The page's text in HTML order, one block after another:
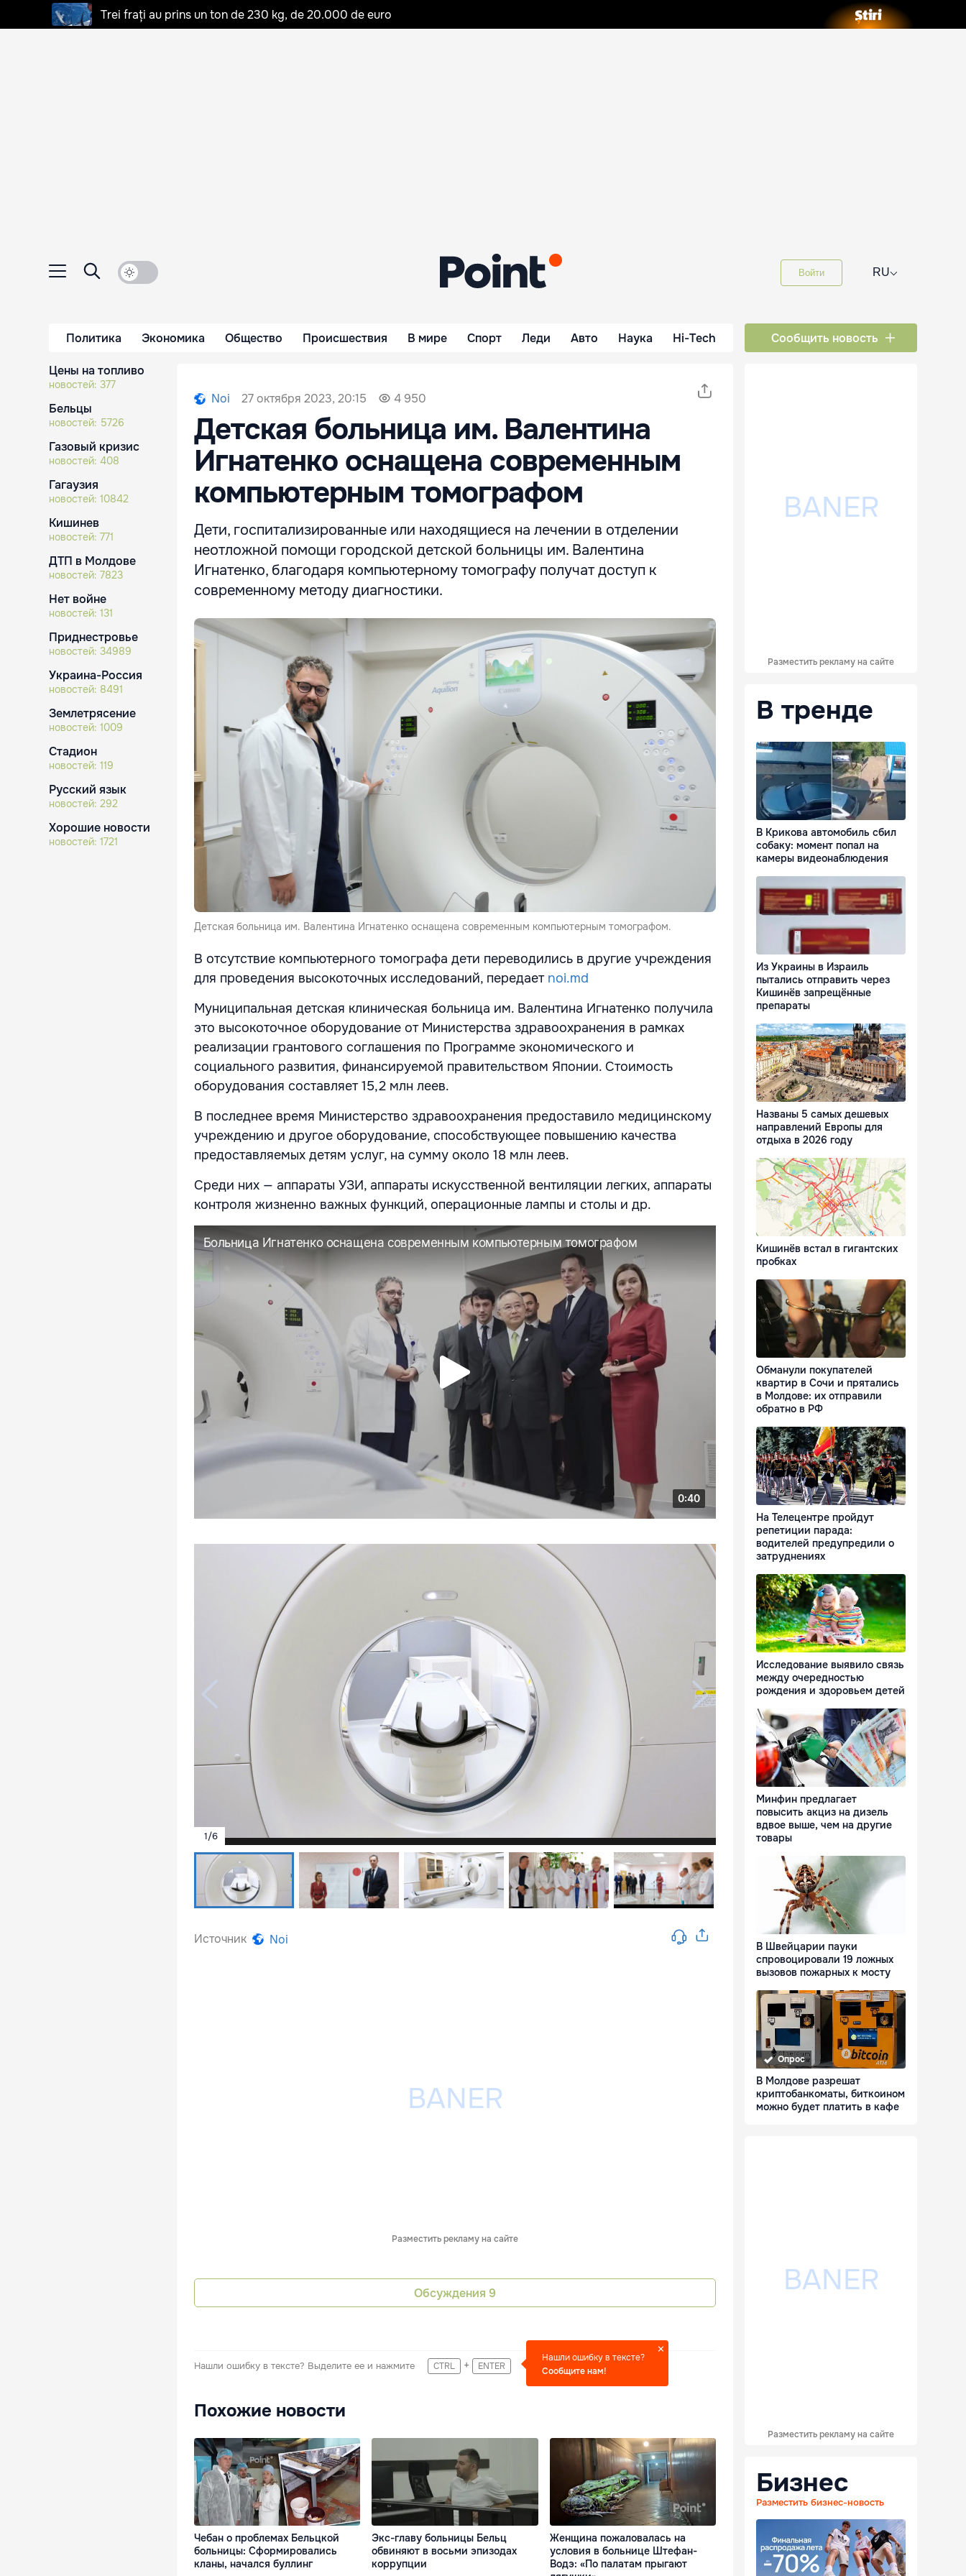
Trei frați au prins un ton de 230 kg, de 20.000 de euro
Войти RU⌵
Политика Экономика Общество Происшествия В мире Спорт Леди Авто Наука Hi-Tech Сообщить новость
Цены на топливо
новостей: 377
Бельцы
новостей: 5726
Газовый кризис
новостей: 408
Гагаузия
новостей: 10842
Кишинев
новостей: 771
ДТП в Молдове
новостей: 7823
Нет войне
новостей: 131
Приднестровье
новостей: 34989
Украина-Россия
новостей: 8491
Землетрясение
новостей: 1009
Стадион
новостей: 119
Русский язык
новостей: 292
Хорошие новости
новостей: 1721
Noi 27 октября 2023, 20:15 4 950
Детская больница им. Валентина
Игнатенко оснащена современным
компьютерным томографом
Дети, госпитализированные или находящиеся на лечении в отделении
неотложной помощи городской детской больницы им. Валентина
Игнатенко, благодаря компьютерному томографу получат доступ к
современному методу диагностики.
Детская больница им. Валентина Игнатенко оснащена современным компьютерным томографом.
В отсутствие компьютерного томографа дети переводились в другие учреждения
для проведения высокоточных исследований, передает noi.md
Муниципальная детская клиническая больница им. Валентина Игнатенко получила
это высокоточное оборудование от Министерства здравоохранения в рамках
реализации грантового соглашения по Программе экономического и
социального развития, финансируемой правительством Японии. Стоимость
оборудования составляет 15,2 млн леев.
В последнее время Министерство здравоохранения предоставило медицинскому
учреждению и другое оборудование, способствующее повышению качества
предоставляемых детям услуг, на сумму около 18 млн леев.
Среди них — аппараты УЗИ, аппараты искусственной вентиляции легких, аппараты
контроля жизненно важных функций, операционные лампы и столы и др.
1/6
Источник Noi
Разместить рекламу на сайте
Обсуждения 9
Нашли ошибку в тексте? Выделите ее и нажмите CTRL + ENTER
Нашли ошибку в тексте?
Сообщите нам!
Похожие новости
Чебан о проблемах Бельцкой
больницы: Сформировались
кланы, начался буллинг
Экс-главу больницы Бельц
обвиняют в восьми эпизодах
коррупции
Женщина пожаловалась на
условия в больнице Штефан-
Водэ: «По палатам прыгают
Разместить рекламу на сайте
В тренде
В Крикова автомобиль сбил
собаку: момент попал на
камеры видеонаблюдения
Из Украины в Израиль
пытались отправить через
Кишинёв запрещённые
препараты
Названы 5 самых дешевых
направлений Европы для
отдыха в 2026 году
Кишинёв встал в гигантских
пробках
Обманули покупателей
квартир в Сочи и прятались
в Молдове: их отправили
обратно в РФ
На Телецентре пройдут
репетиции парада:
водителей предупредили о
затруднениях
Исследование выявило связь
между очередностью
рождения и здоровьем детей
Минфин предлагает
повысить акциз на дизель
вдвое выше, чем на другие
товары
В Швейцарии пауки
спровоцировали 19 ложных
вызовов пожарных к мосту
Опрос
В Молдове разрешат
криптобанкоматы, биткоином
можно будет платить в кафе
Разместить рекламу на сайте
Бизнес
Разместить бизнес-новость